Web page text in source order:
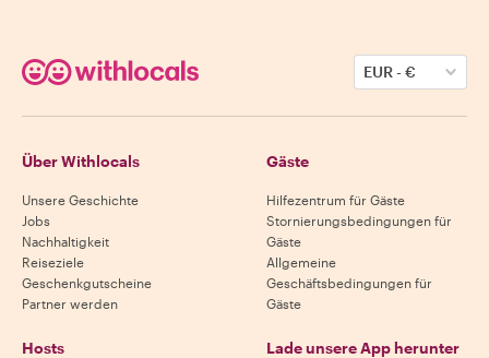
EUR-€
Über Withlocals
Unsere Geschichte
Jobs
Nachhaltigkeit
Reiseziele
Geschenkgutscheine
Partner werden
Gäste
Hilfezentrum für Gäste
Stornierungsbedingungen für
Gäste
Allgemeine
Geschäftsbedingungen für
Gäste
Hosts Lade unsere App herunter